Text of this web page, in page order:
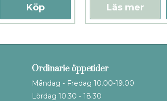
Köp Läs mer
Ordinarie öppetider
Måndag - Fredag 10.00-19.00
Lördag 10.30 - 18.30